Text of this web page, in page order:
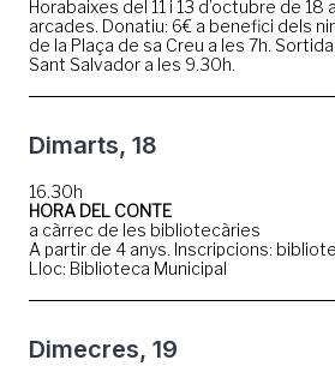
Horabaixes del 11 i 13 d’octubre de 18
arcades. Donatiu: 6€ a benefici dels
de la Plaça de sa Creu a les 7h.
Sant Salvador a les 9.30h.
Dimarts, 18
16.30h
HORA DEL CONTE
a càrrec de les bibliotecàries
A partir de 4 anys. Inscripcions:
Lloc: Biblioteca Municipal
Dimecres, 19